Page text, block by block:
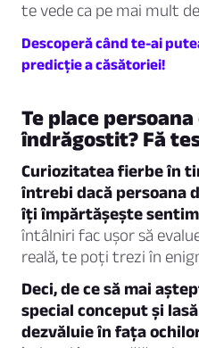
te vede ca pe mai mult
Descoperă când te-ai
predicție a căsătoriei!
Te place
îndrăgostit? Fă
Curiozitatea fierbe în
întrebi dacă persoana
îți împărtășește
întâlniri fac ușor să
reală, te poți trezi în
Deci, de ce să mai
special conceput și
dezvăluie în fața